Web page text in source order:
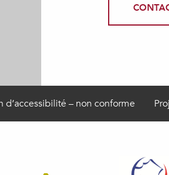
d’accessibilité – non conforme